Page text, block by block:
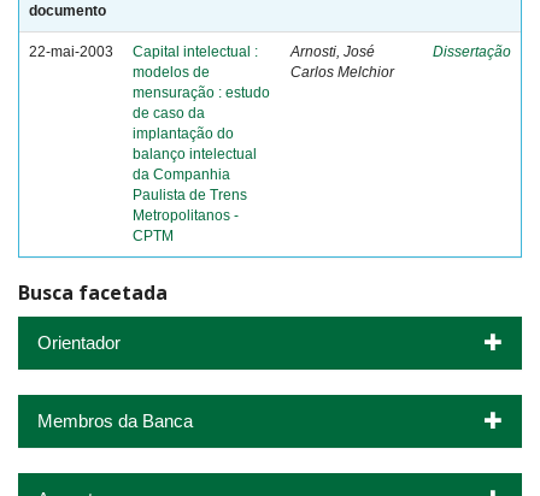
documento
22-mai-2003
Capital intelectual :
modelos de
mensuração : estudo
de caso da
implantação do
balanço intelectual
da Companhia
Paulista de Trens
Metropolitanos -
CPTM
Arnosti, José
Carlos Melchior
Dissertação
Busca facetada
Orientador
Membros da Banca